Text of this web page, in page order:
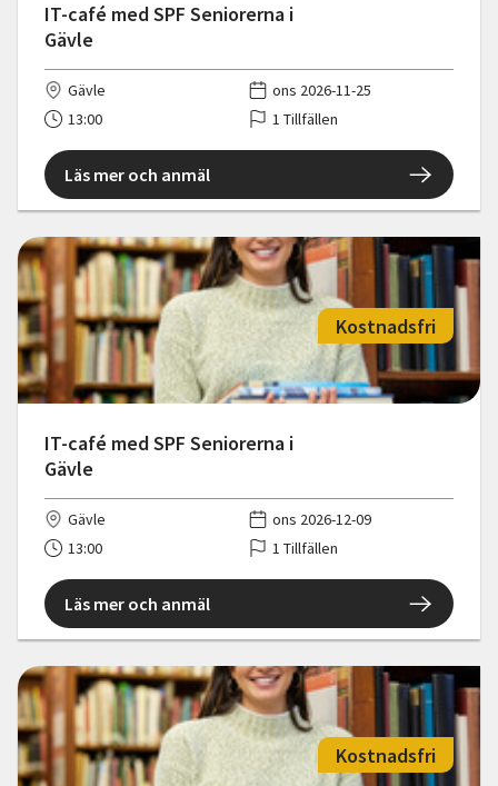
IT-café med SPF Seniorerna i
Gävle
Gävle
ons 2026-11-25
13:00
1 Tillfällen
Läs mer och anmäl
IT-café med SPF Seniorerna i
Gävle
Kostnadsfri
Gävle
ons 2026-12-09
13:00
1 Tillfällen
Läs mer och anmäl
Kostnadsfri